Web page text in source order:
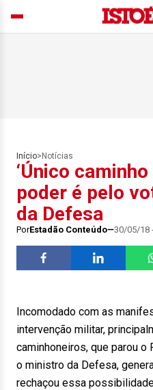
Início> Notícias
‘Único
poder é pelo
da Defesa
PorEstadão Conteúdo 30/05/18
Incomodado com as
intervenção militar,
caminhoneiros, que parou
o ministro da Defesa,
rechaçou essa